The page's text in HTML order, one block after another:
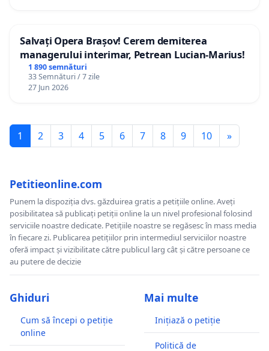
Salvați Opera Brașov! Cerem demiterea
managerului interimar, Petrean Lucian-Marius!
1 890 semnături
33 Semnături / 7 zile
27 Jun 2026
1 2 3 4 5 6 7 8 9 10 »
Petitieonline.com
Punem la dispoziția dvs. găzduirea gratis a petițiile online. Aveți
posibilitatea să publicați petiții online la un nivel profesional folosind
serviciile noastre dedicate. Petițiile noastre se regăsesc în mass media
în fiecare zi. Publicarea petițiilor prin intermediul serviciilor noastre
oferă impact și vizibilitate către publicul larg cât și către persoane ce
au putere de decizie
Ghiduri
Cum să începi o petiție
online
Mai multe
Inițiază o petiție
Politică de